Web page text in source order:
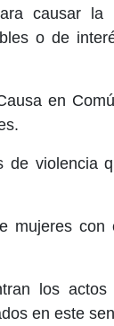
causar
o de
en
de violencia
mujeres con
los
en este